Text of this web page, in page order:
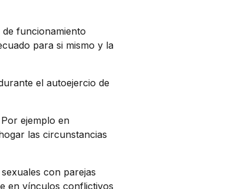
funcionamiento
para si mismo y la
el autoejercio de
ejemplo en
las circunstancias
con parejas
en vínculos conflictivos